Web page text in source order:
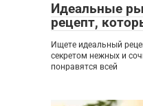
Идеальные
рецепт,
Ищете идеальный
секретом нежных и
понравятся всей